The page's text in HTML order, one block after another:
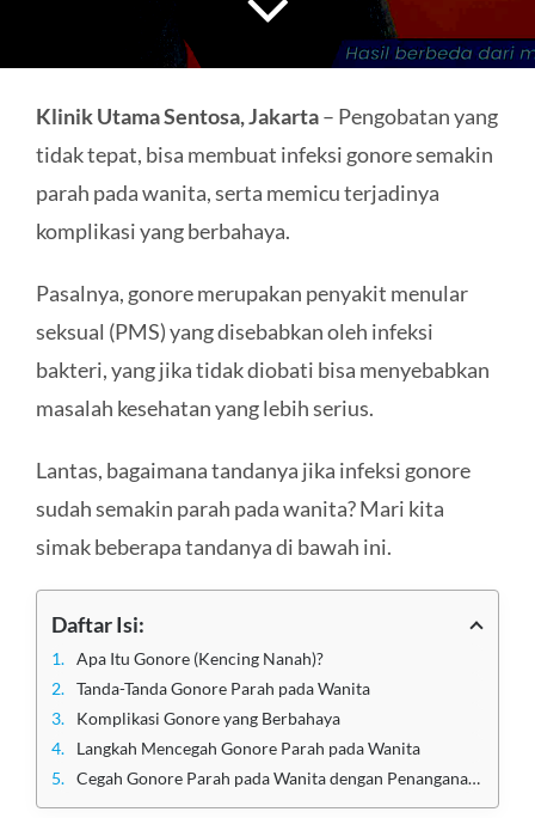
Klinik Utama Sentosa, Jakarta– Pengobatan yang
tidak tepat, bisa membuat infeksi gonore semakin
parah pada wanita, serta memicu terjadinya
komplikasi yang berbahaya.
Pasalnya, gonore merupakan penyakit menular
seksual (PMS) yang disebabkan oleh infeksi
bakteri, yang jika tidak diobati bisa menyebabkan
masalah kesehatan yang lebih serius.
Lantas, bagaimana tandanya jika infeksi gonore
sudah semakin parah pada wanita? Mari kita
simak beberapa tandanya di bawah ini.
Daftar Isi:
Apa Itu Gonore (Kencing Nanah)?
Tanda-Tanda Gonore Parah pada Wanita
Komplikasi Gonore yang Berbahaya
Langkah Mencegah Gonore Parah pada Wanita
Cegah Gonore Parah pada Wanita dengan Penanganan Medis Terbaik di Klinik Utama Sentosa